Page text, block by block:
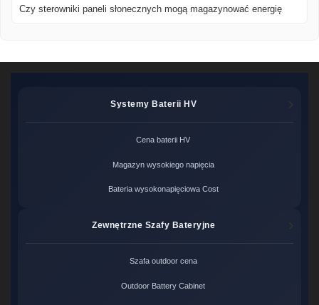
Czy sterowniki paneli słonecznych mogą magazynować energię
Systemy Baterii HV
Cena baterii HV
Magazyn wysokiego napięcia
Bateria wysokonapięciowa Cost
Zewnętrzne Szafy Bateryjne
Szafa outdoor cena
Outdoor Battery Cabinet